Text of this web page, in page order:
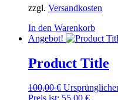
zzgl. Versandkosten
In den Warenkorb
Angebot!
Product Title
100,00€